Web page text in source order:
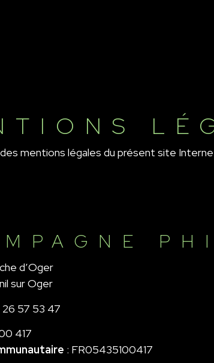
mentions légales du présent site
d’Oger
sur Oger
57 53 47
417
: FR05435100417